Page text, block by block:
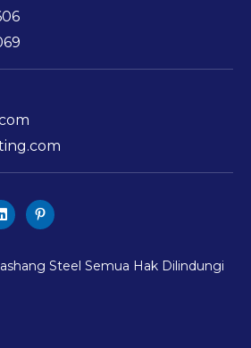
Steel Semua Hak Dilindungi